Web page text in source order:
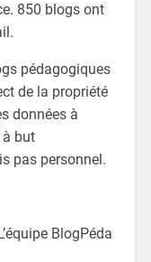
850 blogs ont
pédagogiques
de la propriété
données à
à but
pas personnel.
L’équipe BlogPéda